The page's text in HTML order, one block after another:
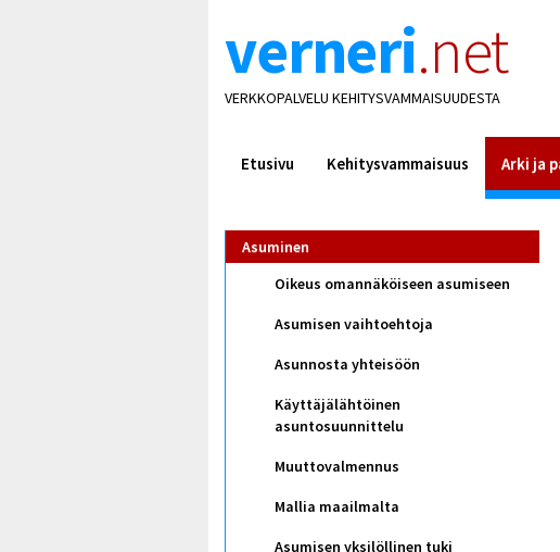
verneri.net
VERKKOPALVELU KEHITYSVAMMAISUUDESTA
Etusivu Kehitysvammaisuus Arki ja
Asuminen
Oikeus omannäköiseen asumiseen
Asumisen vaihtoehtoja
Asunnosta yhteisöön
Käyttäjälähtöinen
asuntosuunnittelu
Muuttovalmennus
Mallia maailmalta
Asumisen yksilöllinen tuki